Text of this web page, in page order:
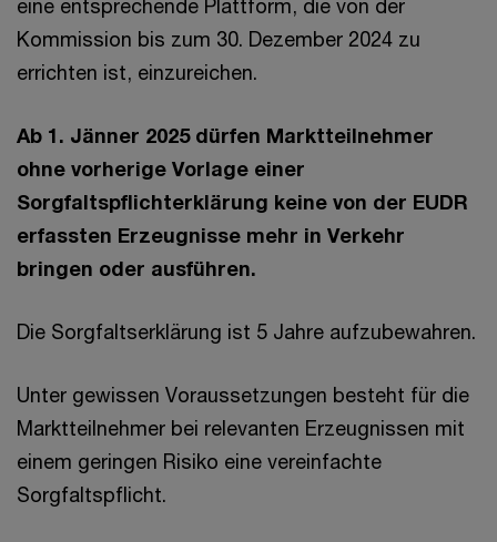
eine entsprechende Plattform, die von der
Kommission bis zum 30. Dezember 2024 zu
errichten ist, einzureichen.
Ab 1. Jänner 2025 dürfen Marktteilnehmer
ohne vorherige Vorlage einer
Sorgfaltspflichterklärung keine von der EUDR
erfassten Erzeugnisse mehr in Verkehr
bringen oder ausführen.
Die Sorgfaltserklärung ist 5 Jahre aufzubewahren.
Unter gewissen Voraussetzungen besteht für die
Marktteilnehmer bei relevanten Erzeugnissen mit
einem geringen Risiko eine vereinfachte
Sorgfaltspflicht.